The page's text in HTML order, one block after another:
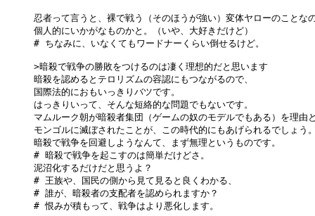
忍者って言うと、裸で戦う（そのほうが強い）変体ヤローのことな
個人的にいかがなものかと。（いや、大好きだけど）
# ちなみに、いなくてもワードナーくらい倒せるけど。
>暗殺で戦争の勝敗をつけるのは凄く理想的だと思います
暗殺を認めるとテロリズムの容認にもつながるので、
国際法的におもいっきりバツです。
はっきりいって、そんな短絡的な問題でもないです。
マムルーク朝が暗殺者集団（ゲームの奴のモデルでもある）を理由
モンゴルに滅ぼされたことが、この時代的にもあげられるでしょう
暗殺で戦争を回避しようなんて、まず無理というものです。
# 暗殺で戦争を起こすのは簡単だけどさ。
泥沼化するだけだと思うよ？
# 王族や、国民の側から見て見ると良くわかる、
# 誰が、暗殺者の支配者を認められますか？
# 恨みが積もって、戦争はより悪化します。